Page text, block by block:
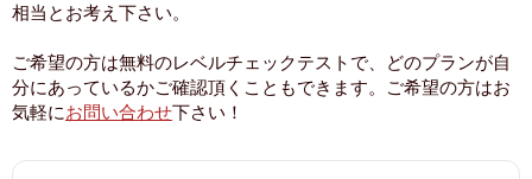
相当とお考え下さい。
ご希望の方は無料のレベルチェックテストで、どのプランが自
分にあっているかご確認頂くこともできます。ご希望の方はお
気軽にお問い合わせ下さい！